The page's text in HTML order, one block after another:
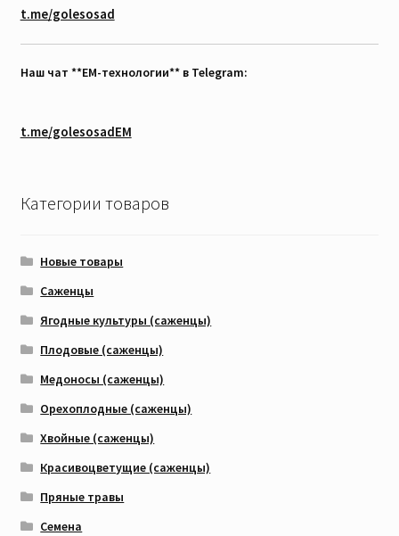
t.me/golesosad
Наш чат **EM-технологии** в Telegram:
t.me/golesosadEM
Категории товаров
Новые товары
Саженцы
Ягодные культуры (саженцы)
Плодовые (саженцы)
Медоносы (саженцы)
Орехоплодные (саженцы)
Хвойные (саженцы)
Красивоцветущие (саженцы)
Пряные травы
Семена